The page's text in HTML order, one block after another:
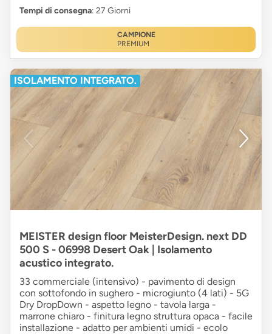
Tempi di consegna: 27 Giorni
CAMPIONE
PREMIUM
ISOLAMENTO INTEGRATO.
MEISTER design floor MeisterDesign. next DD
500 S - 06998 Desert Oak | Isolamento
acustico integrato.
33 commerciale (intensivo) - pavimento di design
con sottofondo in sughero - microgiunto (4 lati) - 5G
Dry DropDown - aspetto legno - tavola larga -
marrone chiaro - finitura legno struttura opaca - facile
installazione - adatto per ambienti umidi - ecolo